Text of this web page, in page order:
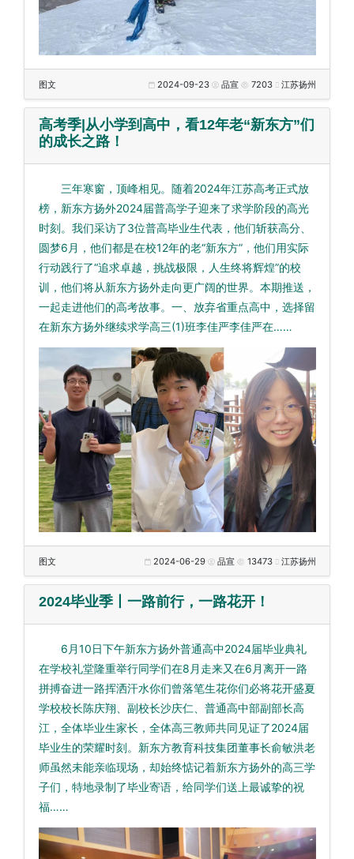
图文 2024-09-23 品宣 7203 江苏扬州
高考季|从小学到高中，看12年老“新东方”们
的成长之路！
三年寒窗，顶峰相见。随着2024年江苏高考正式放
榜，新东方扬外2024届普高学子迎来了求学阶段的高光
时刻。我们采访了3位普高毕业生代表，他们斩获高分、
圆梦6月，他们都是在校12年的老“新东方”，他们用实际
行动践行了“追求卓越，挑战极限，人生终将辉煌”的校
训，他们将从新东方扬外走向更广阔的世界。本期推送，
一起走进他们的高考故事。一、放弃省重点高中，选择留
在新东方扬外继续求学高三(1)班李佳严李佳严在……
图文 2024-06-29 品宣 13473 江苏扬州
2024毕业季丨一路前行，一路花开！
6月10日下午新东方扬外普通高中2024届毕业典礼
在学校礼堂隆重举行同学们在8月走来又在6月离开一路
拼搏奋进一路挥洒汗水你们曾落笔生花你们必将花开盛夏
学校校长陈庆翔、副校长沙庆仁、普通高中部副部长高
江，全体毕业生家长，全体高三教师共同见证了2024届
毕业生的荣耀时刻。新东方教育科技集团董事长俞敏洪老
师虽然未能亲临现场，却始终惦记着新东方扬外的高三学
子们，特地录制了毕业寄语，给同学们送上最诚挚的祝
福……